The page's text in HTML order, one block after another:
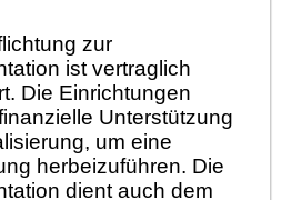
zur
ist vertraglich
Die Einrichtungen
Unterstützung
um eine
herbeizuführen. Die
dient auch dem